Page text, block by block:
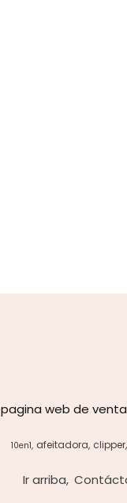
pagina web de
10en1 afeitadora clipper
Ir arriba